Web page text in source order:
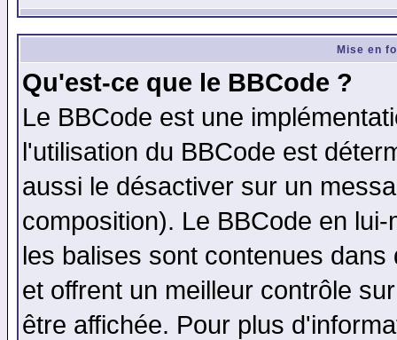
Mise en
Qu'est-ce que le BBCode ?
Le BBCode est une
l'utilisation du BBCode est
aussi le désactiver sur un
composition). Le BBCode en
les balises sont contenues
et offrent un meilleur contrôle
être affichée. Pour plus